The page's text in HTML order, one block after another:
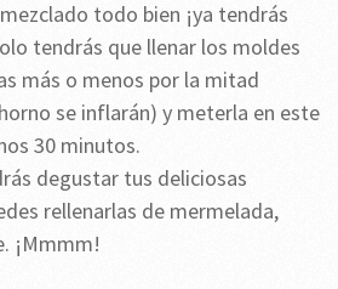
todo bien ¡ya tendrás
tendrás que llenar los moldes
más o menos por la mitad
se inflarán) y meterla en este
30 minutos.
degustar tus deliciosas
rellenarlas de mermelada,
¡Mmmm!